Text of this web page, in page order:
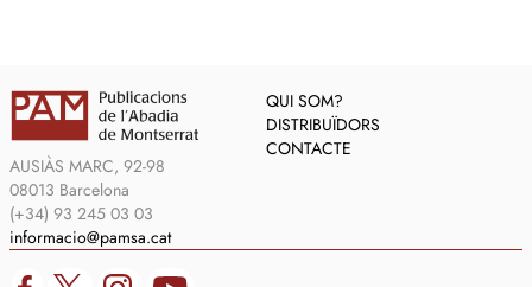
AUSIÀS MARC, 92-98
08013 Barcelona
(+34) 93 245 03 03
informacio@pamsa.cat
QUI SOM?
DISTRIBUÏDORS
CONTACTE